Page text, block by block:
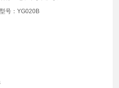
号：YG020B